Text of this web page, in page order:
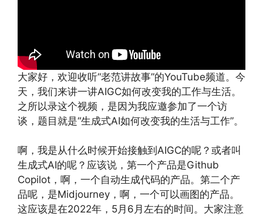
大家好，欢迎收听“老范讲故事”的YouTube频道。今
天，我们来讲一讲AIGC如何改变我的工作与生活。
之所以录这个视频，是因为我应邀参加了一个访
谈，题目就是“生成式AI如何改变我的生活与工作”。
啊，我是从什么时候开始接触到AIGC的呢？或者叫
生成式AI的呢？应该说，第一个产品是Github
Copilot，啊，一个自动生成代码的产品。第二个产
品呢，是Midjourney，啊，一个可以画图的产品。
这应该是在2022年，5月6月左右的时间。大家注意